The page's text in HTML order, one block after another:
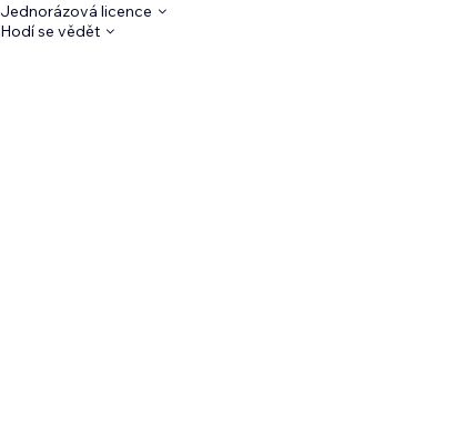
Jednorázová licence
Hodí se vědět